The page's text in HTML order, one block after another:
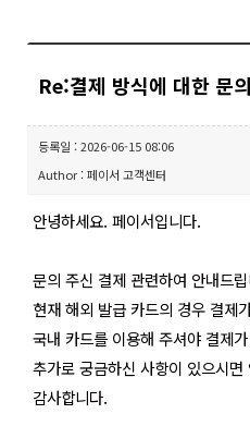
Re:결제 방식에 대한 문의
등록일 : 2026-06-15 08:06
Author : 페이서 고객센터
안녕하세요. 페이서입니다.
문의 주신 결제 관련하여 안내드
현재 해외 발급 카드의 경우 결제
국내 카드를 이용해 주셔야 결제
추가로 궁금하신 사항이 있으시
감사합니다.